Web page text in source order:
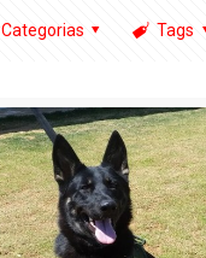
Categorias Tags